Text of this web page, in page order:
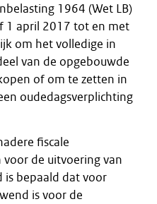
1964 (Wet LB)
1 april 2017 tot en met
om het volledige in
van de opgebouwde
of om te zetten in
oudedagsverplichting
fiscale
de uitvoering van
is bepaald dat voor
is voor de